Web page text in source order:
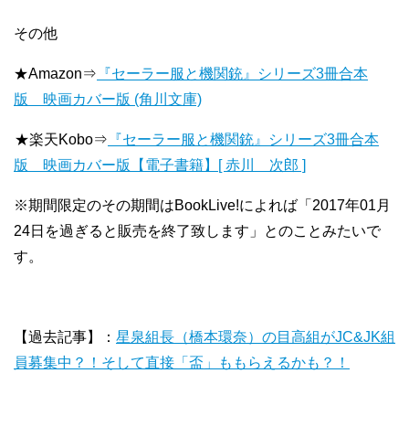
その他
★Amazon⇒ 『セーラー服と機関銃』シリーズ3冊合本
版 映画カバー版 (角川文庫)
★楽天Kobo⇒ 『セーラー服と機関銃』シリーズ3冊合本
版 映画カバー版【電子書籍】[ 赤川 次郎 ]
※期間限定のその期間はBookLive!によれば「2017年01月
24日を過ぎると販売を終了致します」とのことみたいで
す。
【過去記事】： 星泉組長（橋本環奈）の目高組がJC&JK組
員募集中？！そして直接「盃」ももらえるかも？！